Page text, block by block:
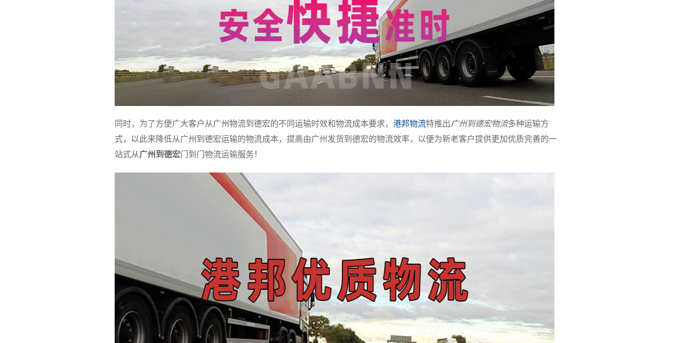
同时，为了方便广大客户从广州物流到德宏的不同运输时效和物流成本要求， 港邦物流特推出广州到德宏物流多种运输方
式，以此来降低从广州到德宏运输的物流成本，提高由广州发货到德宏的物流效率，以便为新老客户提供更加优质完善的一
站式从广州到德宏门到门物流运输服务！